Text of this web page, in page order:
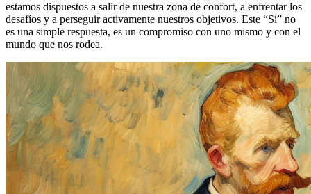
estamos dispuestos a salir de nuestra zona de confort, a enfrentar los
desafíos y a perseguir activamente nuestros objetivos. Este “Sí” no
es una simple respuesta, es un compromiso con uno mismo y con el
mundo que nos rodea.